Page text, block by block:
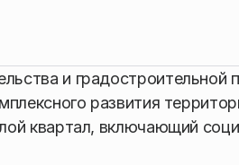
и градостроительной
развития
квартал, включающий